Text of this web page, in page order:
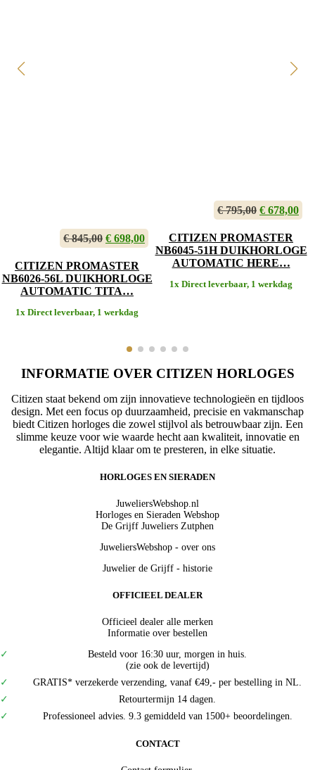
€845,00 Oorspronkelijke
prijs
was:
€ 845,00.
€ 698,00 Huidige
prijs
€ 698,00.
CITIZEN PROMASTER
NB6026-56L DUIKHORLOGE
AUTOMATIC TITA…
1x Direct leverbaar, 1 werkdag
€795,00
prijs
was:
€ 795,00.
€ 678,00
€
CITIZEN PROMASTER
NB6045-51H DUIKHORLOGE
AUTOMATIC HERE…
1x Direct leverbaar, 1 werkdag
INFORMATIE OVER CITIZEN HORLOGES
Citizen staat bekend om zijn innovatieve technologieën en tijdloos
design. Met een focus op duurzaamheid, precisie en vakmanschap
biedt Citizen horloges die zowel stijlvol als betrouwbaar zijn. Een
slimme keuze voor wie waarde hecht aan kwaliteit, innovatie en
elegantie. Altijd klaar om te presteren, in elke situatie.
HORLOGES EN SIERADEN
JuweliersWebshop.nl
Horloges en Sieraden Webshop
De Grijff Juweliers Zutphen
JuweliersWebshop - over ons
Juwelier de Grijff - historie
OFFICIEEL DEALER
Officieel dealer alle merken
Informatie over bestellen
Besteld voor 16:30 uur, morgen in huis.
(zie ook de levertijd)
GRATIS* verzekerde verzending, vanaf €49,- per bestelling in NL.
Retourtermijn 14 dagen.
Professioneel advies. 9.3 gemiddeld van 1500+ beoordelingen.
CONTACT